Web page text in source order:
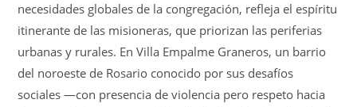
necesidades globales de la congregación, refleja el espíritu
itinerante de las misioneras, que priorizan las periferias
urbanas y rurales. En Villa Empalme Graneros, un barrio
del noroeste de Rosario conocido por sus desafíos
sociales —con presencia de violencia pero respeto hacia